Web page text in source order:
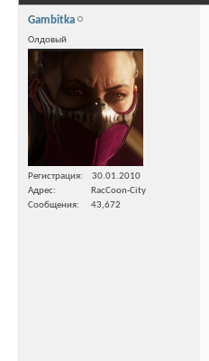
Gambitka
Олдовый
Регистрация
30.01.2010
Адрес
RacCoon-City
Сообщения
43,672